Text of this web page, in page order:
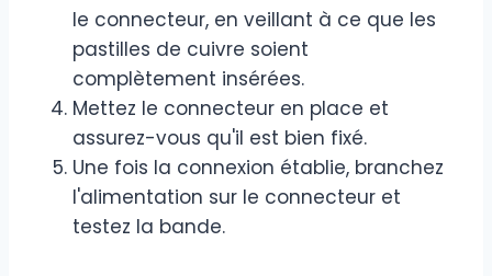
le connecteur, en veillant à ce que les
pastilles de cuivre soient
complètement insérées.
Mettez le connecteur en place et
assurez-vous qu'il est bien fixé.
Une fois la connexion établie, branchez
l'alimentation sur le connecteur et
testez la bande.